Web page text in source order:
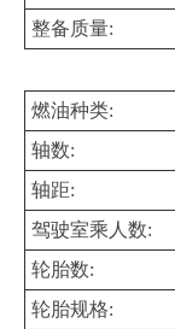
整备质量:
燃油种类:
轴数:
轴距:
驾驶室乘人数:
轮胎数:
轮胎规格: